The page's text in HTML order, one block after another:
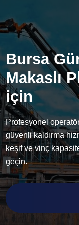
Bursa
Makaslı
için
Profesyonel
güvenli kaldırma
keşif ve vinç
geçin.